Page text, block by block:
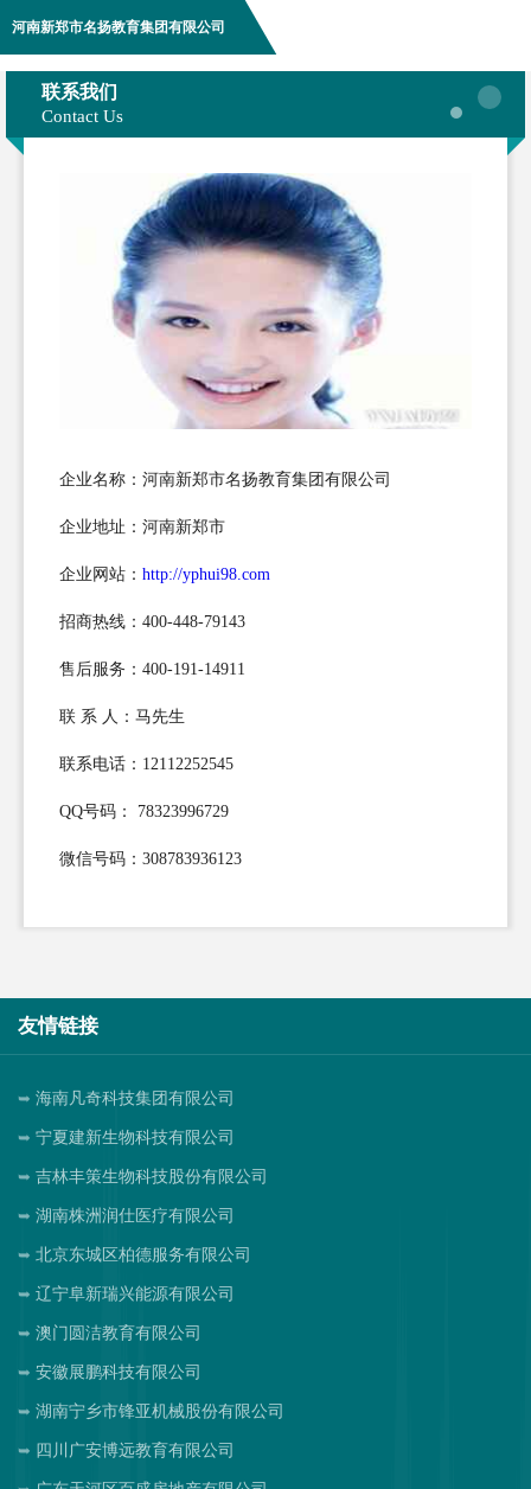
河南新郑市名扬教育集团有限公司
联系我们
Contact Us
企业名称：河南新郑市名扬教育集团有限公司
企业地址：河南新郑市
企业网站： http://yphui98.com
招商热线：400-448-79143
售后服务：400-191-14911
联 系 人：马先生
联系电话：12112252545
QQ号码： 78323996729
微信号码：308783936123
友情链接
海南凡奇科技集团有限公司
宁夏建新生物科技有限公司
吉林丰策生物科技股份有限公司
湖南株洲润仕医疗有限公司
北京东城区柏德服务有限公司
辽宁阜新瑞兴能源有限公司
澳门圆洁教育有限公司
安徽展鹏科技有限公司
湖南宁乡市锋亚机械股份有限公司
四川广安博远教育有限公司